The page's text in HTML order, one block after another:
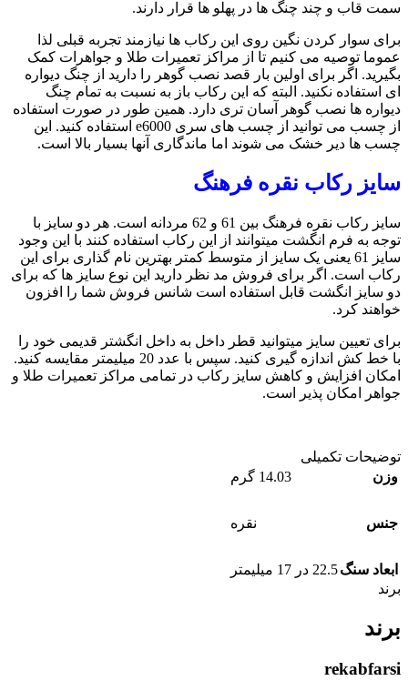
سمت قاب و چند چنگ ها در پهلو ها قرار دارند.
برای سوار کردن نگین روی این رکاب ها نیازمند تجربه قبلی لذا
عموما توصیه می کنیم تا از مراکز تعمیرات طلا و جواهرات کمک
بگیرید. اگر برای اولین بار قصد نصب گوهر را دارید از چنگ دیواره
ای استفاده نکنید. البته که این رکاب باز به نسبت به تمام چنگ
دیواره ها نصب گوهر آسان تری دارد. همین طور در صورت استفاده
از چسب می توانید از چسب های سری e6000 استفاده کنید. این
چسب ها دیر خشک می شوند اما ماندگاری آنها بسیار بالا است.
سایز رکاب نقره فرهنگ
سایز رکاب نقره فرهنگ بین 61 و 62 مردانه است. هر دو سایز با
توجه به فرم انگشت میتوانند از این رکاب استفاده کنند با این وجود
سایز 61 یعنی یک سایز از متوسط کمتر بهترین نام گذاری برای این
رکاب است. اگر برای فروش مد نظر دارید این نوع سایز ها که برای
دو سایز انگشت قابل استفاده است شانس فروش شما را افزون
خواهند کرد.
برای تعیین سایز میتوانید قطر داخل به داخل انگشتر قدیمی خود را
با خط کش اندازه گیری کنید. سپس با عدد 20 میلیمتر مقایسه کنید.
امکان افزایش و کاهش سایز رکاب در تمامی مراکز تعمیرات طلا و
جواهر امکان پذیر است.
توضیحات تکمیلی
وزن
14.03 گرم
جنس نقره
ابعاد سنگ22.5 در 17 میلیمتر
برند
برند
rekabfarsi